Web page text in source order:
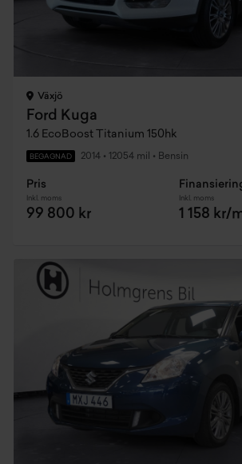
Växjö
Ford Kuga
1.6 EcoBoost Titanium 150hk
BEGAGNAD 2014 • 12054 mil • Bensin
Pris
Inkl. moms
99 800 kr
Inkl. moms
1 158 kr/